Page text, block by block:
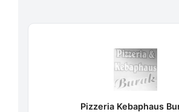
Pizzeria Kebaphaus